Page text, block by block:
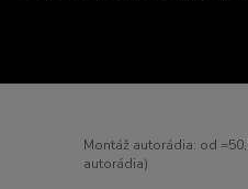
Montáž autorádia: od
autorádia)